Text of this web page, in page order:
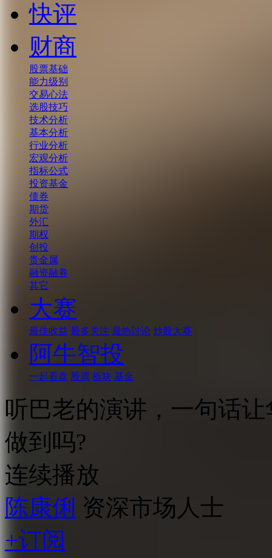
快评
财商
股票基础
能力级别
交易心法
选股技巧
技术分析
基本分析
行业分析
宏观分析
指标公式
投资基金
债券
期货
外汇
期权
创投
贵金属
融资融券
其它
大赛
最佳收益 最多关注 最热讨论 炒股大赛
阿牛智投
一起看盘 股票 板块 基金
听巴老的演讲，一句话
做到吗?
连续播放
陈康俐 资深市场人士
+订阅